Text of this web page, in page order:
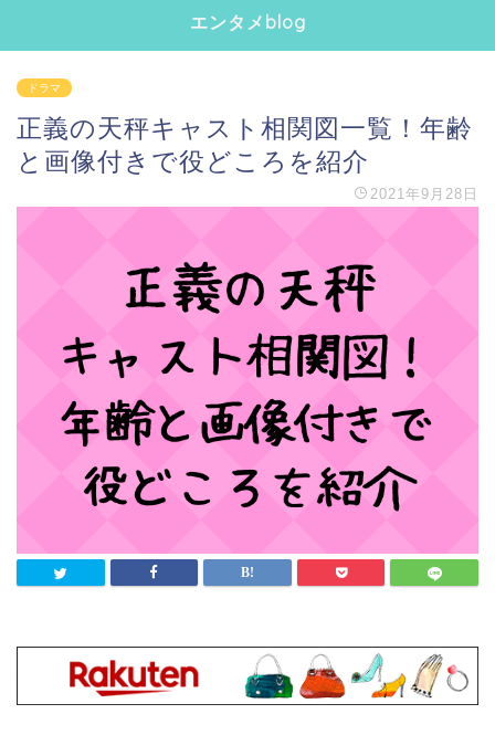
エンタメblog
ドラマ
正義の天秤キャスト相関図一覧！年齢
と画像付きで役どころを紹介
2021年9月28日